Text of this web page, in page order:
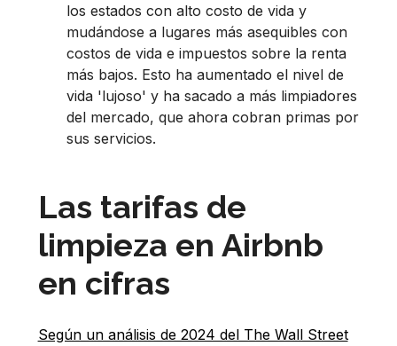
los estados con alto costo de vida y
mudándose a lugares más asequibles con
costos de vida e impuestos sobre la renta
más bajos. Esto ha aumentado el nivel de
vida 'lujoso' y ha sacado a más limpiadores
del mercado, que ahora cobran primas por
sus servicios.
Las tarifas de
limpieza en Airbnb
en cifras
Según un análisis de 2024 del The Wall Street